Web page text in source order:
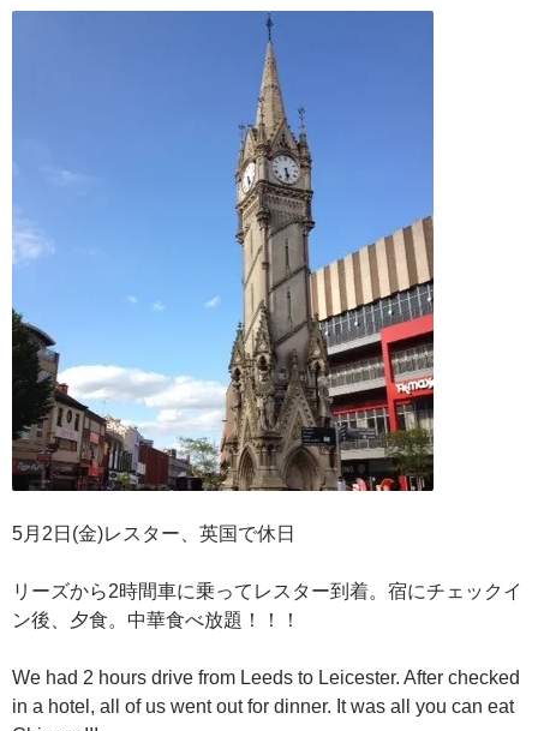
キ
5月2日(金)レスター、英国で休日
リーズから2時間車に乗ってレスター到着。宿にチェックイ
ン後、夕食。中華食べ放題！！！
We had 2 hours drive from Leeds to Leicester. After checked
in a hotel, all of us went out for dinner. It was all you can eat